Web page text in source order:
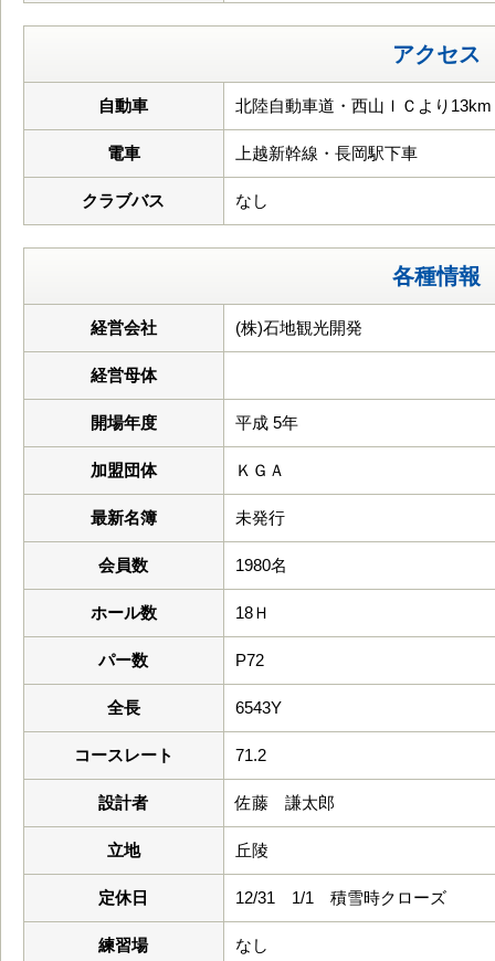
アクセス
自動車 北陸自動車道・西山ＩＣより13km
電車 上越新幹線・長岡駅下車
クラブバス なし
各種情報
経営会社 (株)石地観光開発
経営母体
開場年度 平成 5年
加盟団体 ＫＧＡ
最新名簿 未発行
会員数 1980名
ホール数 18Ｈ
パー数 P72
全長 6543Y
コースレート 71.2
設計者 佐藤 謙太郎
立地 丘陵
定休日 12/31 1/1 積雪時クローズ
練習場 なし